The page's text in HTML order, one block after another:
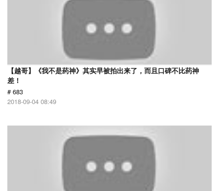
【越哥】《我不是药神》其实早被拍出来了，而且口碑不比药神
差！
# 683
2018-09-04 08:49